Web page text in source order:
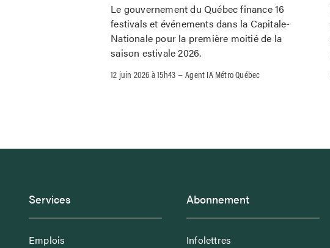
Le gouvernement du Québec finance 16
festivals et événements dans la Capitale-
Nationale pour la première moitié de la
saison estivale 2026.
12 juin 2026 à 15h43 –Agent IA Métro Québec
Services
Emplois
Abonnement
Infolettres